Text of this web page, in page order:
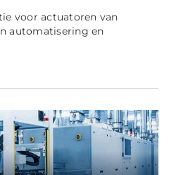
voor actuatoren van
automatisering en